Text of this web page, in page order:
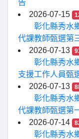
告
2026-07-15
彰化縣秀水
代課教師甄選第
2026-07-13
彰化縣秀水
支援工作人員甄
2026-07-13
彰化縣秀水
代課教師甄選第
2026-07-14
彰化縣秀水